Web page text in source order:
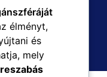
utca 8.
élményt,
és
mely